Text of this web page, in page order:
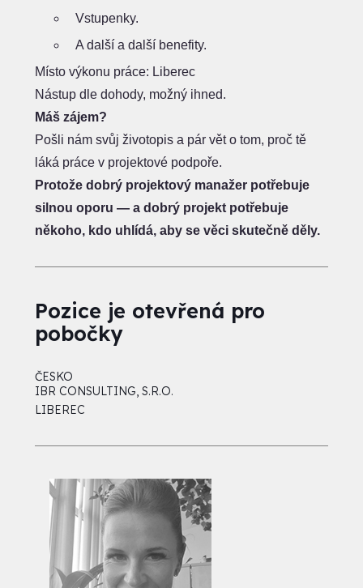
Vstupenky.
A další a další benefity.
Místo výkonu práce: Liberec
Nástup dle dohody, možný ihned.
Máš zájem?
Pošli nám svůj životopis a pár vět o tom, proč tě
láká práce v projektové podpoře.
Protože dobrý projektový manažer potřebuje
silnou oporu — a dobrý projekt potřebuje
někoho, kdo uhlídá, aby se věci skutečně děly.
Pozice je otevřená pro
pobočky
ČESKO
IBR CONSULTING, S.R.O.
LIBEREC